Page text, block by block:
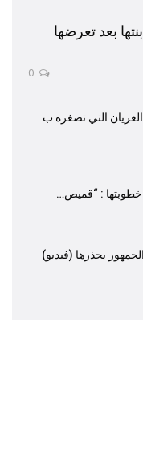
بعد تعرضها
التي تصغره ب
خطوبتها : “قميص…
يحذرها (فيديو)